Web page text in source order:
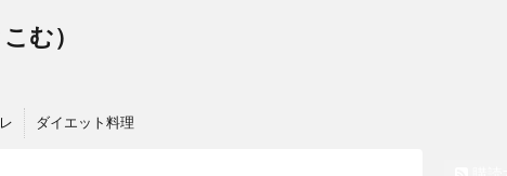
む）
ダイエット料理